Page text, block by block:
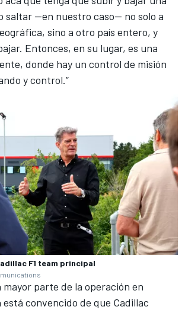
saltar —en nuestro caso— no solo a
sino a otro país entero, y
Entonces, en su lugar, es una
donde hay un control de misión
y control.”
F1 team principal
parte de la operación en
está convencido de que Cadillac